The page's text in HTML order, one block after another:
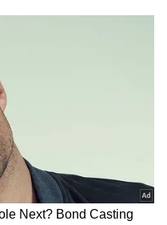
பின்னர் 2
பழகி வந்தனர்.
இந்த
அடிக்கடி
இருந்து